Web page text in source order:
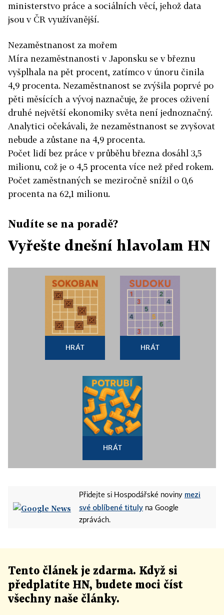
ministerstvo práce a sociálních věcí, jehož data
jsou v ČR využívanější.
Nezaměstnanost za mořem
Míra nezaměstnanosti v Japonsku se v březnu
vyšplhala na pět procent, zatímco v únoru činila
4,9 procenta. Nezaměstnanost se zvýšila poprvé po
pěti měsících a vývoj naznačuje, že proces oživení
druhé největší ekonomiky světa není jednoznačný.
Analytici očekávali, že nezaměstnanost se zvyšovat
nebude a zůstane na 4,9 procenta.
Počet lidí bez práce v průběhu března dosáhl 3,5
milionu, což je o 4,5 procenta více než před rokem.
Počet zaměstnaných se meziročně snížil o 0,6
procenta na 62,1 milionu.
Nudíte se na poradě?
Vyřešte dnešní hlavolam HN
HRÁT HRÁT
HRÁT
Přidejte si Hospodářské noviny mezi
své oblíbené tituly na Google
zprávách.
Tento článek je zdarma. Když si
předplatíte HN, budete moci číst
všechny naše články.